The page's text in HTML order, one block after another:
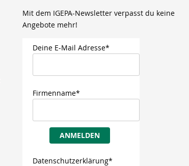
Mit dem IGEPA-Newsletter verpasst du keine
Angebote mehr!
Deine E-Mail Adresse*
Firmenname*
ANMELDEN
Datenschutzerklärung*